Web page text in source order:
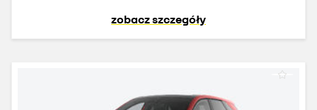
zobacz szczegóły